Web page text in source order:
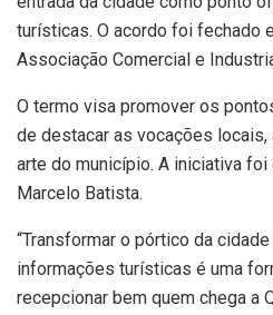
turísticas. O acordo foi fechado
Associação Comercial e
O termo visa promover os
de destacar as vocações locais,
arte do município. A iniciativa
Marcelo Batista.
“Transformar o pórtico da
informações turísticas é uma
recepcionar bem quem chega a